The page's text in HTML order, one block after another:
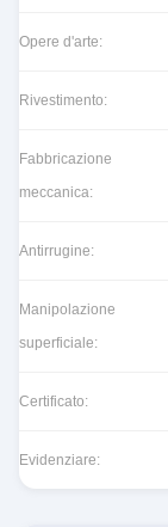
Opere d'arte:
Rivestimento:
Fabbricazione
meccanica:
Antirrugine:
Manipolazione
superficiale:
Certificato:
Evidenziare: